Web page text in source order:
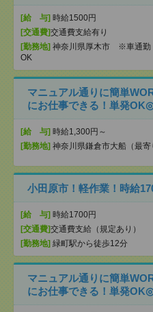
[給 与] 時給1500円
[交通費]交通費支給有り
[勤務地] 神奈川県厚木市 ※車通勤
OK
マニュアル通りに簡単
にお仕事できる！単発
[給 与] 時給1,300円～
[勤務地] 神奈川県鎌倉市大船（最寄
小田原市！軽作業！時給
[給 与] 時給1700円
[交通費]交通費支給（規定あり）
[勤務地] 緑町駅から徒歩12分
マニュアル通りに簡単
にお仕事できる！単発